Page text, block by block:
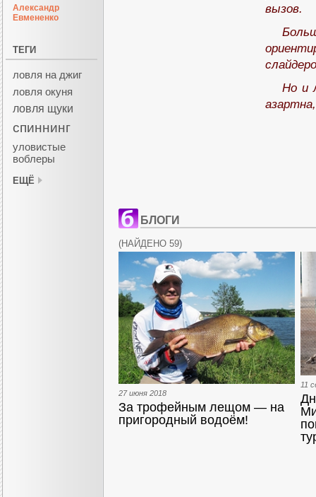
Александр
Евмененко
ТЕГИ
ловля на джиг
ловля окуня
ловля щуки
спиннинг
уловистые
воблеры
ЕЩЁ
вызов.
Но и
БЛОГИ
(НАЙДЕНО 59)
27 июня 2018
За трофейным лещом — на
пригородный водоём!
11